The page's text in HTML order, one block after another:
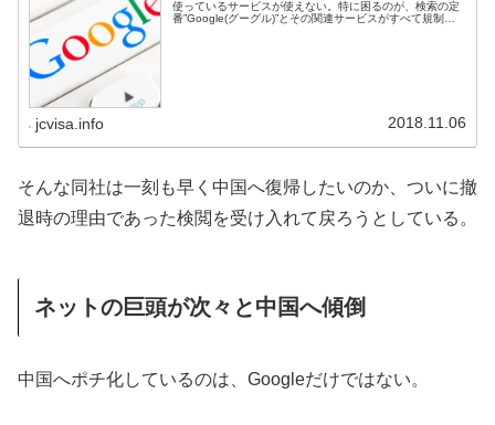
使っているサービスが使えない。特に困るのが、検索の定
番”Google(グーグル)”とその関連サービスがすべて規制さ
jcvisa.info 2018.11.06
そんな同社は一刻も早く中国へ復帰したいのか、ついに撤
退時の理由であった検閲を受け入れて戻ろうとしている。
ネットの巨頭が次々と中国へ傾倒
中国へポチ化しているのは、Googleだけではない。